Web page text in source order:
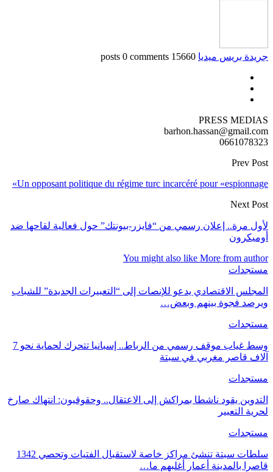
جريدة بريس ميديا 15660 posts
0 comments
PRESS MEDIAS
barhon.hassan@gmail.com
0661078323
Prev Post
Un opposant politique du régime turc incarcéré pour «espionnage»
Next Post
لأول مرة.. إعلان رسمي من “فايزر-بيونتك” حول فعالية لقاحها ضد
أوميكرون
You might also like More from author
مستجدات
المجلس الاقتصادي يدعو للإنصات إلى “التعبيرات الجديدة” للشباب
ويرصد فجوة بينهم وبعض…
مستجدات
وسط غياب موقف رسمي من الرباط.. إسبانيا تتحرك لحماية نحو 7
آلاف قاصر مغربي في سبتة
مستجدات
التدوين يقود ناشطا بمراكش إلى الاعتقال.. وحقوقيون: انتهاك صارخ
لحرية التعبير
مستجدات
سلطات سبتة تنشئ مراكز خاصة لاستقبال الفتيات وتحصي 1342
قاصرا بالمدينة أعمار أغلبهم ما…